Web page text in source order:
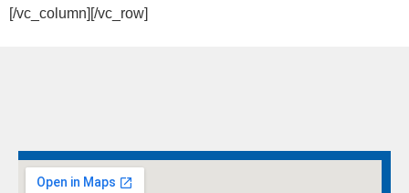
[/vc_column][/vc_row]